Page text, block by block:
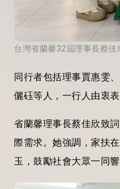
台灣省蘭馨32屆理事長蔡
同行者包括理事賈惠雯
儷砡等人，一行人由衷
省蘭馨理事長蔡佳欣致
際需求。她強調，家扶
玉，鼓勵社會大眾一同響